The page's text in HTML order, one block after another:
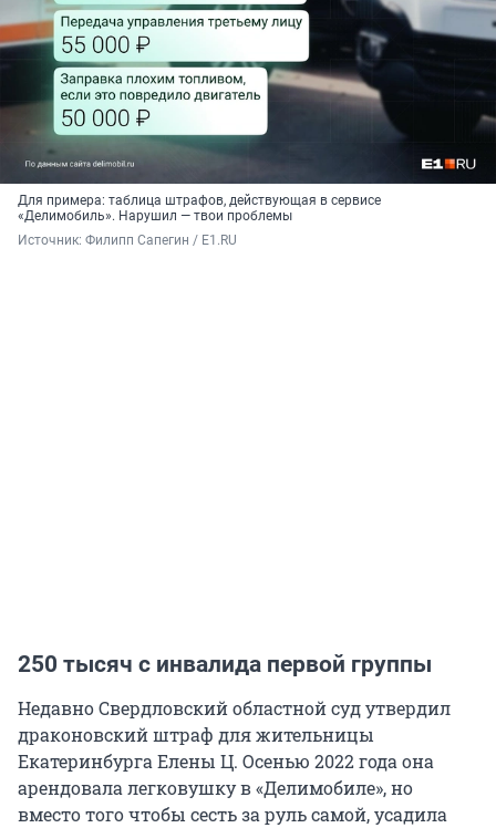
Для примера: таблица штрафов, действующая в сервисе
«Делимобиль». Нарушил — твои проблемы
Источник: Филипп Сапегин / E1.RU
250 тысяч с инвалида первой группы
Недавно Свердловский областной суд утвердил
драконовский штраф для жительницы
Екатеринбурга Елены Ц. Осенью 2022 года она
арендовала легковушку в «Делимобиле», но
вместо того чтобы сесть за руль самой, усадила